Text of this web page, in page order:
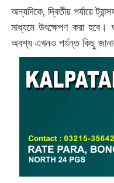
অন্যদিকে, দ্বিতীয় পর্যায়ে
মাধ্যমে উৎক্ষেপণ করা
অবশ্য এখনও পর্যন্ত কিছু